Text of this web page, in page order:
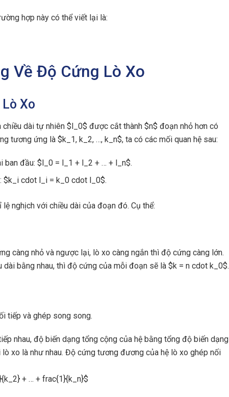
hợp này có thể viết lại là:
Về Độ Cứng Lò Xo
Xo
dài tự nhiên $l_0$ được cắt thành $n$ đoạn nhỏ hơn có
tương ứng là $k_1, k_2, …, k_n$, ta có các mối quan hệ sau:
ban đầu: $l_0 = l_1 + l_2 + … + l_n$.
$k_i cdot l_i = k_0 cdot l_0$.
nghịch với chiều dài của đoạn đó. Cụ thể:
càng nhỏ và ngược lại, lò xo càng ngắn thì độ cứng càng lớn.
bằng nhau, thì độ cứng của mỗi đoạn sẽ là $k = n cdot k_0$.
tiếp và ghép song song.
nhau, độ biến dạng tổng cộng của hệ bằng tổng độ biến dạng
xo là như nhau. Độ cứng tương đương của hệ lò xo ghép nối
+ … + frac{1}{k_n}$